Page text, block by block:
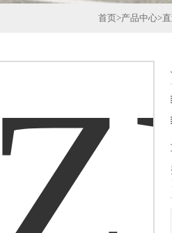
首页>产品中心>